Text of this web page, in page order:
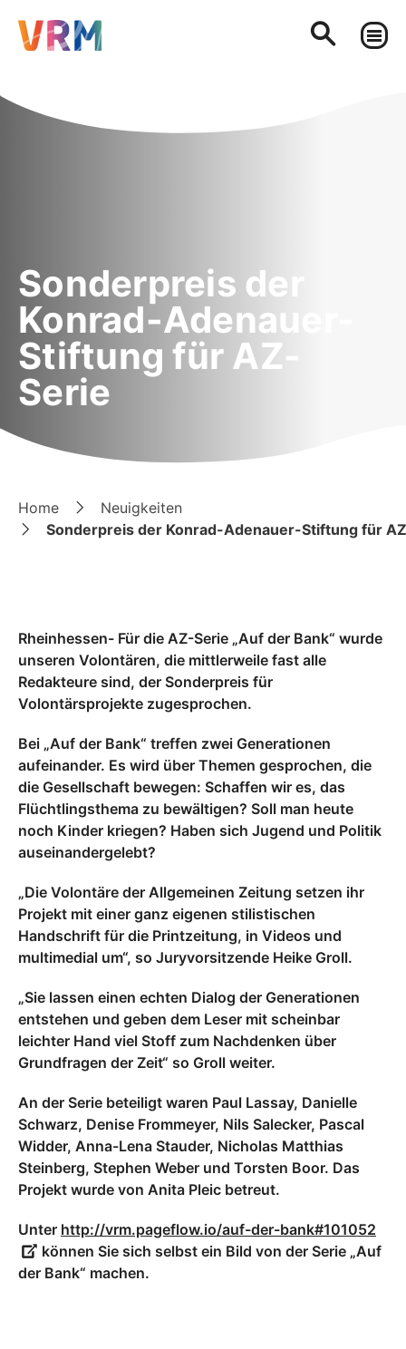
Sonderpreis der
Konrad-Adenauer-
Stiftung für AZ-
Serie
Home
Neuigkeiten
Sonderpreis der Konrad-Adenauer-Stiftung für
Rheinhessen- Für die AZ-Serie „Auf der Bank“ wurde
unseren Volontären, die mittlerweile fast alle
Redakteure sind, der Sonderpreis für
Volontärsprojekte zugesprochen.
Bei „Auf der Bank“ treffen zwei Generationen
aufeinander. Es wird über Themen gesprochen, die
die Gesellschaft bewegen: Schaffen wir es, das
Flüchtlingsthema zu bewältigen? Soll man heute
noch Kinder kriegen? Haben sich Jugend und Politik
auseinandergelebt?
„Die Volontäre der Allgemeinen Zeitung setzen ihr
Projekt mit einer ganz eigenen stilistischen
Handschrift für die Printzeitung, in Videos und
multimedial um“, so Juryvorsitzende Heike Groll.
„Sie lassen einen echten Dialog der Generationen
entstehen und geben dem Leser mit scheinbar
leichter Hand viel Stoff zum Nachdenken über
Grundfragen der Zeit“ so Groll weiter.
An der Serie beteiligt waren Paul Lassay, Danielle
Schwarz, Denise Frommeyer, Nils Salecker, Pascal
Widder, Anna-Lena Stauder, Nicholas Matthias
Steinberg, Stephen Weber und Torsten Boor. Das
Projekt wurde von Anita Pleic betreut.
Unter http://vrm.pageflow.io/auf-der-bank#101052
können Sie sich selbst ein Bild von der Serie „Auf
der Bank“ machen.